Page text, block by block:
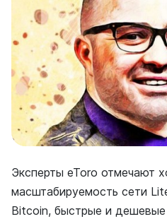
Эксперты eToro отмечают
масштабируемость сети
Bitcoin, быстрые и дешевые